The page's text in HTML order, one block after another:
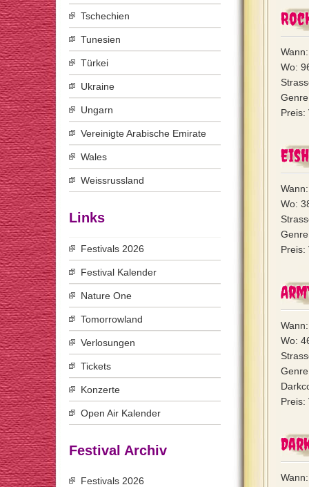
Wo:
Preis:
Wo:
Preis:
Wo:
Preis:
Tschechien
Tunesien
Türkei
Ukraine
Ungarn
Vereinigte Arabische Emirate
Wales
Weissrussland
Links
Festivals 2026
Festival Kalender
Nature One
Tomorrowland
Verlosungen
Tickets
Konzerte
Open Air Kalender
Festival Archiv
Festivals 2026